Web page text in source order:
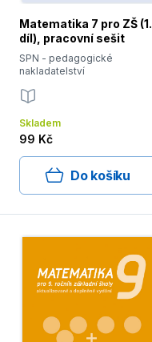
Matematika 7 pro ZŠ (1.
díl), pracovní sešit
SPN - pedagogické
nakladatelství
Skladem
99 Kč
Do košíku